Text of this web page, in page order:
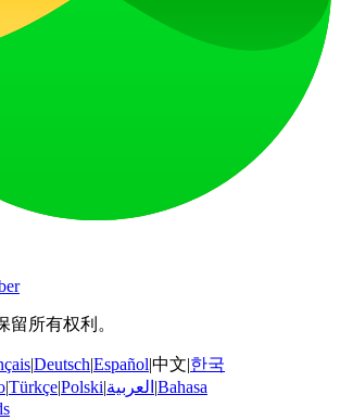
留所有权利。
|Deutsch|Español|中文|한국
|Türkçe|Polski|العربية |Bahasa